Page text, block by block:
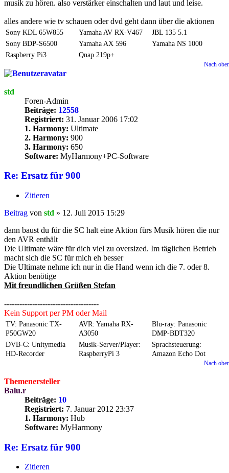
musik zu hören. also verstärker einschalten und laut und leise.
alles andere wie tv schauen oder dvd geht dann über die aktionen
Sony KDL 65W855 Yamaha AV RX-V467
JBL 135 5.1
Sony BDP-S6500
Yamaha AX 596
Yamaha NS 1000
Raspberry Pi3
Qnap 219p+
Nach
std
Foren-Admin
Beiträge: 12558
Registriert: 31. Januar 2006 17:02
1. Harmony: Ultimate
2. Harmony: 900
3. Harmony: 650
Software: MyHarmony+PC-Software
Re: Ersatz für 900
Zitieren
Beitrag von std » 12. Juli 2015 15:29
dann baust du für die SC halt eine Aktion fürs Musik hören die nur
den AVR enthält
Die Ultimate wäre für dich viel zu oversized. Im täglichen Betrieb
macht sich die SC für mich eh besser
Die Ultimate nehme ich nur in die Hand wenn ich die 7. oder 8.
Aktion benötige
Mit freundlichen Grüßen Stefan
-------------------------------------
Kein Support per PM oder Mail
TV: Panasonic TX-
P50GW20
AVR: Yamaha RX-
A3050
Blu-ray: Panasonic
DMP-BDT320
DVB-C: Unitymedia
HD-Recorder
Musik-Server/Player:
RaspberryPi 3
Sprachsteuerung:
Amazon Echo Dot
Nach
Themenersteller
Balu.r
Beiträge: 10
Registriert: 7. Januar 2012 23:37
1. Harmony: Hub
Software: MyHarmony
Re: Ersatz für 900
Zitieren